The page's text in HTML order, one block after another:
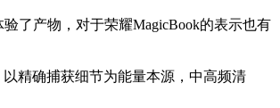
了产物，对于荣耀MagicBook的表示也有
精确捕获细节为能量本源，中高频清